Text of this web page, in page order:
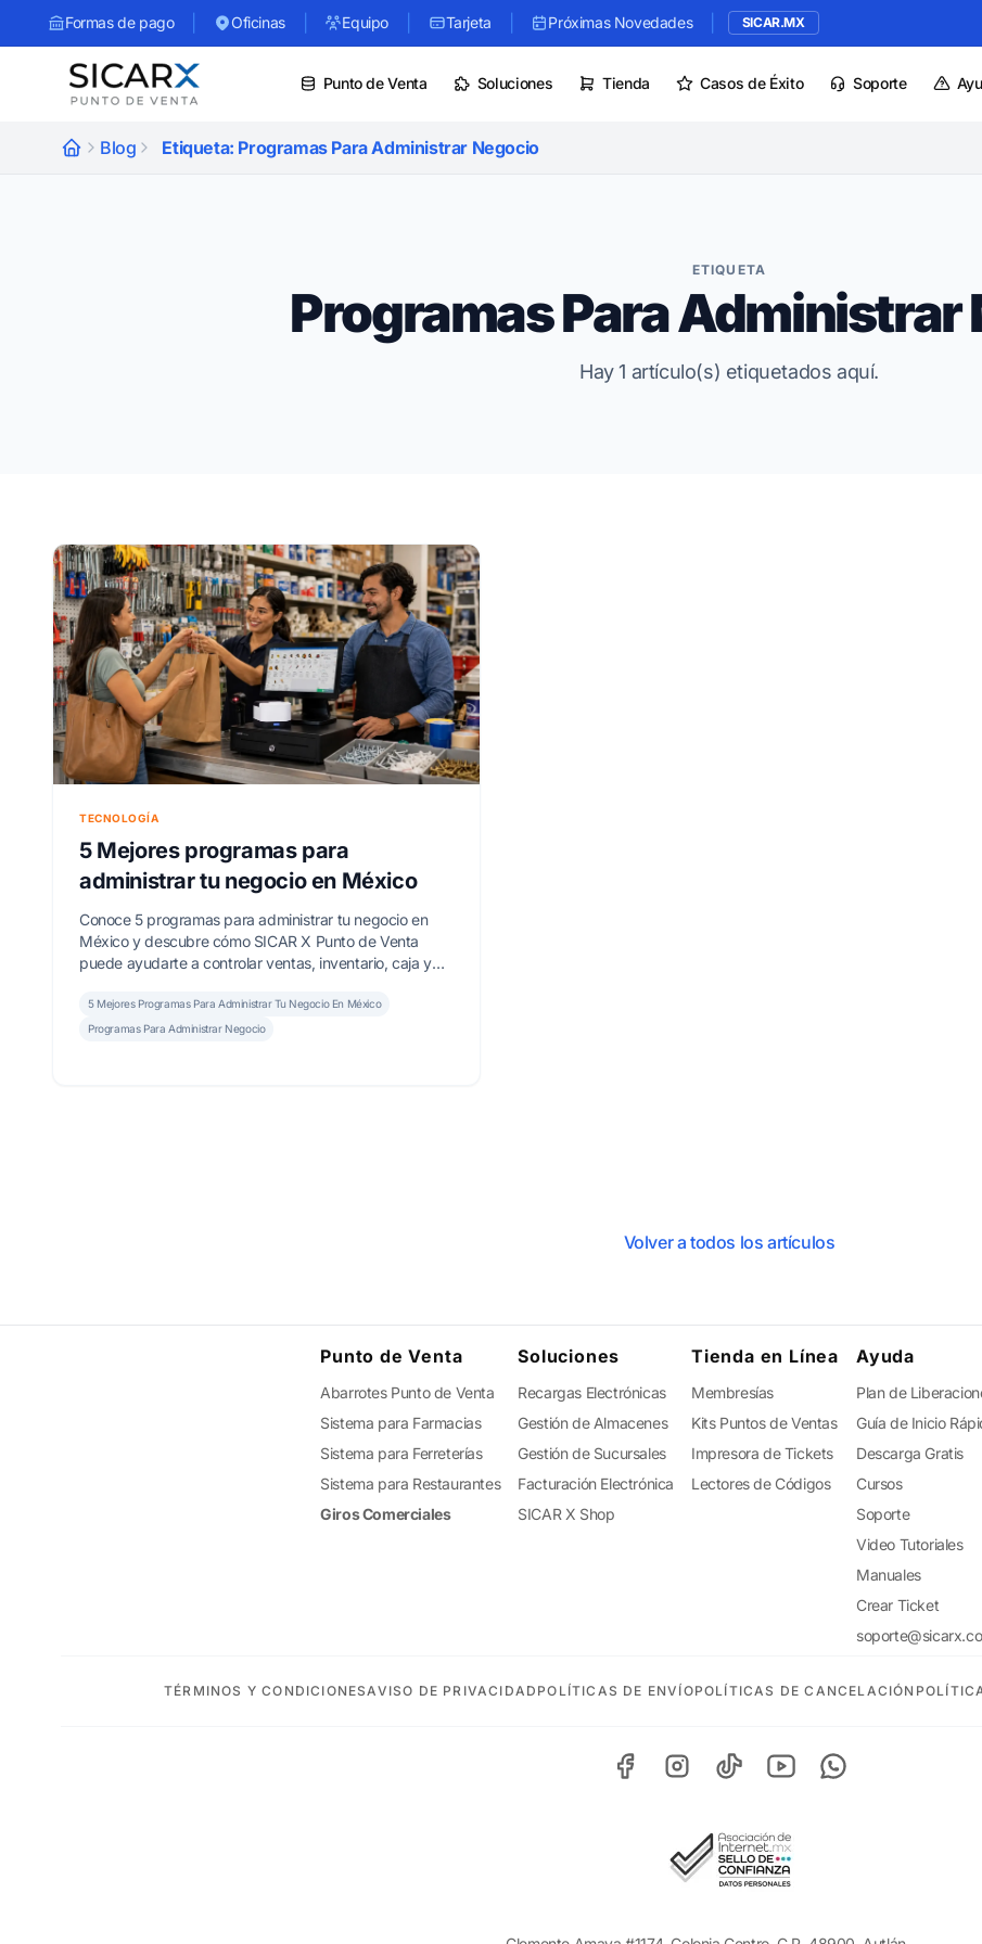
Formas de pago Oficinas Equipo Tarjeta Próximas Novedades SICAR.MX
Punto de Venta Soluciones Tienda Casos de Éxito Soporte
Blog Etiqueta: Programas Para Administrar Negocio
ETIQUETA
Programas Para Administrar
Hay 1 artículo(s) etiquetados aquí.
TECNOLOGÍA
5 Mejores programas para
administrar tu negocio en México
Conoce 5 programas para administrar tu negocio en
México y descubre cómo SICAR X Punto de Venta
puede ayudarte a controlar ventas, inventario, caja y
5 Mejores Programas Para Administrar Tu Negocio En México
Programas Para Administrar Negocio
Volver a todos los artículos
Punto de Venta
Abarrotes Punto de Venta
Sistema para Farmacias
Sistema para Ferreterías
Sistema para Restaurantes
Giros Comerciales
Soluciones
Recargas Electrónicas
Gestión de Almacenes
Gestión de Sucursales
Facturación Electrónica
SICAR X Shop
Tienda en Línea
Membresías
Kits Puntos de Ventas
Impresora de Tickets
Lectores de Códigos
Ayuda
Plan de
Guía de Inicio
Descarga Gratis
Cursos
Soporte
Video Tutoriales
Manuales
Crear Ticket
TÉRMINOS Y CONDICIONESAVISO DE PRIVACIDAD POLÍTICAS DE ENVÍOPOLÍTICAS DE CANCELACIÓN